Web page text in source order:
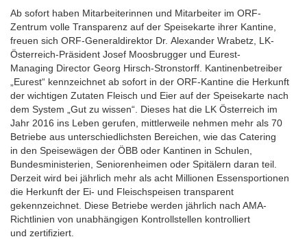
Ab sofort haben Mitarbeiterinnen und Mitarbeiter im ORF-
Zentrum volle Transparenz auf der Speisekarte ihrer Kantine,
freuen sich ORF-Generaldirektor Dr. Alexander Wrabetz, LK-
Österreich-Präsident Josef Moosbrugger und Eurest-
Managing Director Georg Hirsch-Stronstorff. Kantinenbetreiber
„Eurest“ kennzeichnet ab sofort in der ORF-Kantine die Herkunft
der wichtigen Zutaten Fleisch und Eier auf der Speisekarte nach
dem System „Gut zu wissen“. Dieses hat die LK Österreich im
Jahr 2016 ins Leben gerufen, mittlerweile nehmen mehr als 70
Betriebe aus unterschiedlichsten Bereichen, wie das Catering
in den Speisewägen der ÖBB oder Kantinen in Schulen,
Bundesministerien, Seniorenheimen oder Spitälern daran teil.
Derzeit wird bei jährlich mehr als acht Millionen Essensportionen
die Herkunft der Ei- und Fleischspeisen transparent
gekennzeichnet. Diese Betriebe werden jährlich nach AMA-
Richtlinien von unabhängigen Kontrollstellen kontrolliert
und zertifiziert.